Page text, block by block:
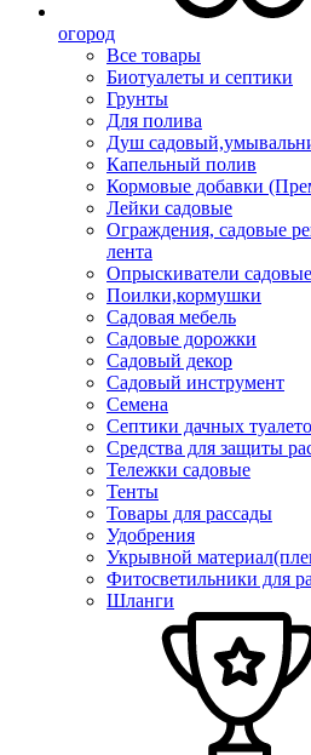
огород
Все товары
Биотуалеты и септики
Грунты
Для полива
Душ
Капельный полив
Кормовые добавки
Лейки садовые
Ограждения, садовые
лента
Опрыскиватели садовые
Поилки,кормушки
Садовая мебель
Садовые дорожки
Садовый декор
Садовый инструмент
Семена
Септики дачных
Средства для защиты
Тележки садовые
Тенты
Товары для рассады
Удобрения
Укрывной
Фитосветильники для
Шланги